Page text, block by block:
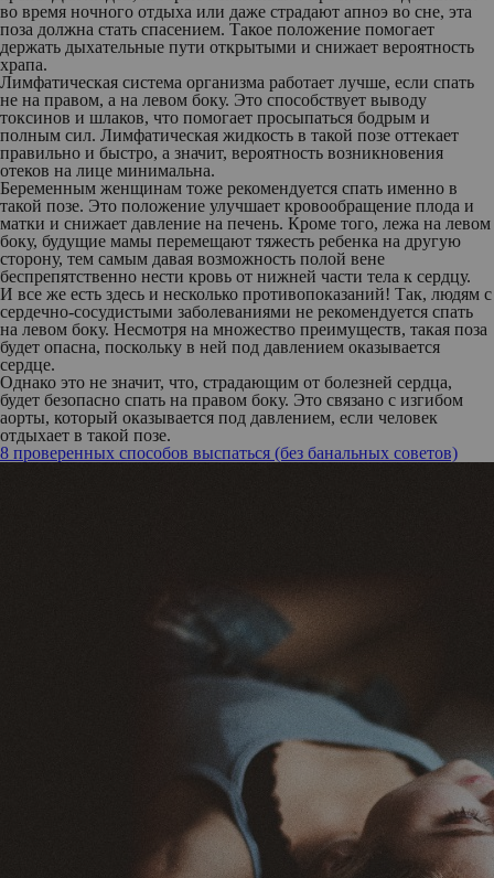
во время ночного отдыха или даже страдают апноэ во сне, эта
поза должна стать спасением. Такое положение помогает
держать дыхательные пути открытыми и снижает вероятность
храпа.
Лимфатическая система организма работает лучше, если спать
не на правом, а на левом боку. Это способствует выводу
токсинов и шлаков, что помогает просыпаться бодрым и
полным сил. Лимфатическая жидкость в такой позе оттекает
правильно и быстро, а значит, вероятность возникновения
отеков на лице минимальна.
Беременным женщинам тоже рекомендуется спать именно в
такой позе. Это положение улучшает кровообращение плода и
матки и снижает давление на печень. Кроме того, лежа на левом
боку, будущие мамы перемещают тяжесть ребенка на другую
сторону, тем самым давая возможность полой вене
беспрепятственно нести кровь от нижней части тела к сердцу.
И все же есть здесь и несколько противопоказаний! Так, людям с
сердечно-сосудистыми заболеваниями не рекомендуется спать
на левом боку. Несмотря на множество преимуществ, такая поза
будет опасна, поскольку в ней под давлением оказывается
сердце.
Однако это не значит, что, страдающим от болезней сердца,
будет безопасно спать на правом боку. Это связано с изгибом
аорты, который оказывается под давлением, если человек
отдыхает в такой позе.
8 проверенных способов выспаться (без банальных советов)